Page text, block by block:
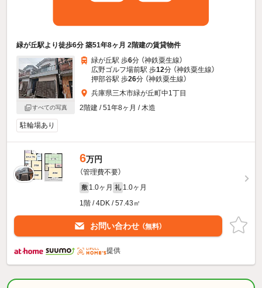
緑が丘駅より徒歩6分 築51年8ヶ月 2階建の賃貸物件
すべての写真
緑が丘駅 歩6分 （神鉄粟生線）
広野ゴルフ場前駅 歩12分 （神鉄粟生線）
押部谷駅 歩26分 （神鉄粟生線）
兵庫県三木市緑が丘町中1丁目
2階建 / 51年8ヶ月 / 木造
駐輪場あり
6万円
（管理費不要）
敷 1.0ヶ月 礼 1.0ヶ月
1階 / 4DK / 57.43㎡
お問い合わせ （無料）
提供